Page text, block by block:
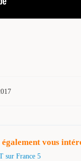
vous
sur France 5